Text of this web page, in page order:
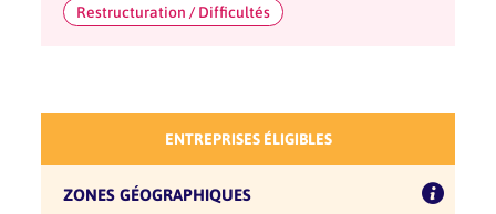
Restructuration / Difficultés
ENTREPRISES ÉLIGIBLES
ZONES GÉOGRAPHIQUES